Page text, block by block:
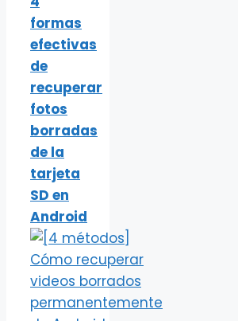
formas
efectivas
de
recuperar
fotos
borradas
de la
tarjeta
SD en
Android